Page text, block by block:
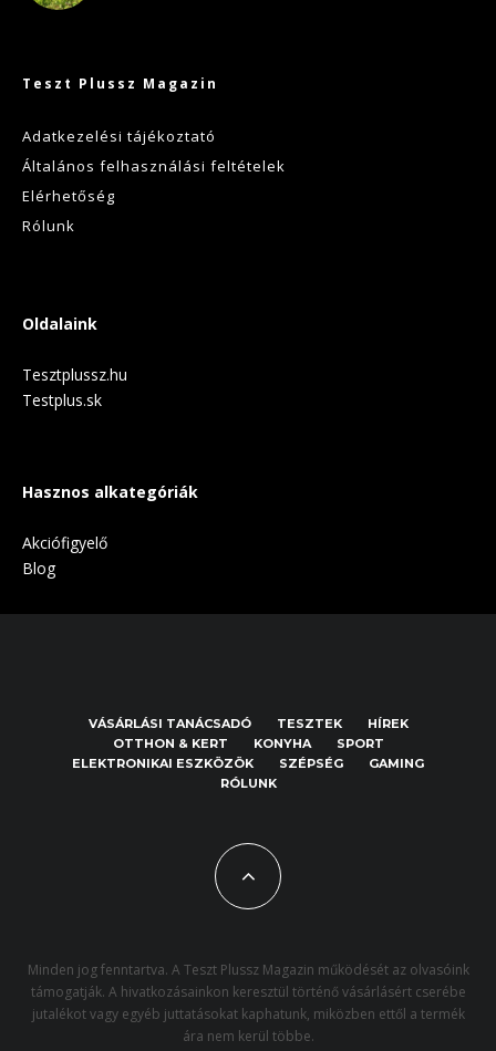
Teszt Plussz Magazin
Adatkezelési tájékoztató
Általános felhasználási feltételek
Elérhetőség
Rólunk
Oldalaink
Tesztplussz.hu
Testplus.sk
Hasznos alkategóriák
Akciófigyelő
Blog
VÁSÁRLÁSI TANÁCSADÓ TESZTEK
HÍREK
OTTHON & KERT
KONYHA
SPORT
ELEKTRONIKAI ESZKÖZÖK
SZÉPSÉG
GAMING
RÓLUNK
Minden jog fenntartva. A Teszt Plussz Magazin működését az olvasóink
támogatják. A hivatkozásainkon keresztül történő vásárlásért cserébe
jutalékot vagy egyéb juttatásokat kaphatunk, miközben ettől a termék
ára nem kerül többe.